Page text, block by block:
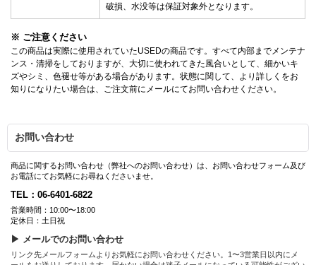
破損、水没等は保証対象外となります。
※ ご注意ください
この商品は実際に使用されていたUSEDの商品です。すべて内部までメンテナ
ンス・清掃をしておりますが、大切に使われてきた風合いとして、細かいキ
ズやシミ、色褪せ等がある場合があります。状態に関して、より詳しくをお
知りになりたい場合は、ご注文前にメールにてお問い合わせください。
お問い合わせ
商品に関するお問い合わせ（弊社へのお問い合わせ）は、お問い合わせフォーム及び
お電話にてお気軽にお尋ねくださいませ。
TEL：06-6401-6822
営業時間：10:00〜18:00
定休日：土日祝
▶ メールでのお問い合わせ
リンク先メールフォームよりお気軽にお問い合わせください。1〜3営業日以内にメ